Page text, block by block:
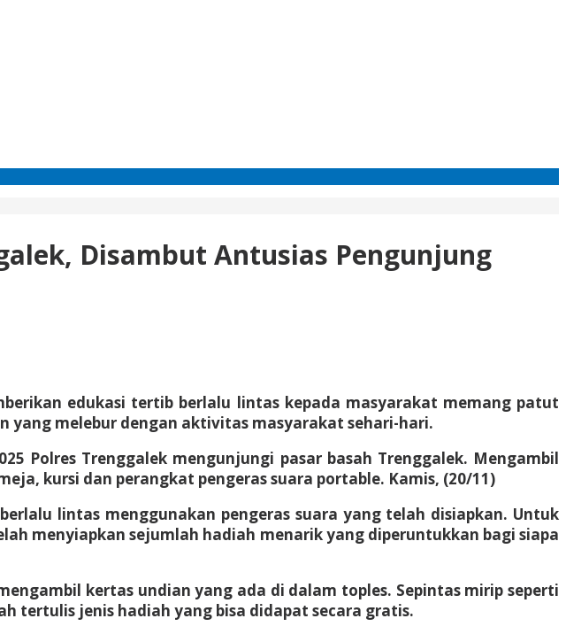
Disambut Antusias Pengunjung
edukasi tertib berlalu lintas kepada masyarakat memang patut
yang melebur dengan aktivitas masyarakat sehari-hari.
Polres Trenggalek mengunjungi pasar basah Trenggalek. Mengambil
kursi dan perangkat pengeras suara portable. Kamis, (20/11)
lintas menggunakan pengeras suara yang telah disiapkan. Untuk
menyiapkan sejumlah hadiah menarik yang diperuntukkan bagi siapa
kertas undian yang ada di dalam toples. Sepintas mirip seperti
tertulis jenis hadiah yang bisa didapat secara gratis.